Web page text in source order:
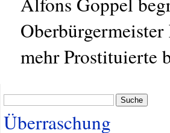
mehr Prostituierte
Suche
Überraschung